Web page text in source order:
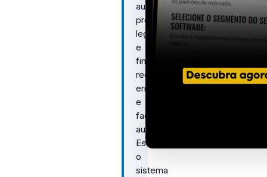
automatizam
processos
legais
e
financeiros,
reduzindo
erros
e
facilitando
auditorias.
Escolher
o
sistema